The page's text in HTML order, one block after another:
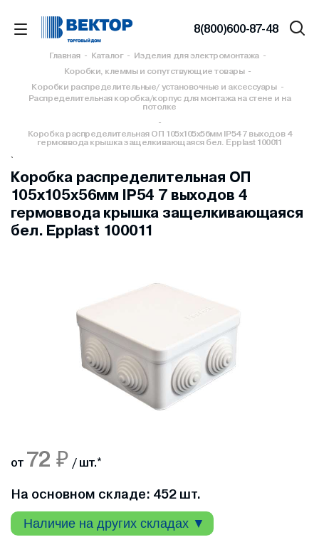
8(800)600-87-48
Главная - Каталог - Изделия для электромонтажа -
Коробки, клеммы и сопутствующие товары -
Коробки распределительные/ установочные и аксессуары -
Распределительная коробка/корпус для монтажа на стене и на
потолке
-
Коробка распределительная ОП 105х105х56мм IP54 7 выходов 4
гермоввода крышка защелкивающаяся бел. Epplast 100011
`
Коробка распределительная ОП
105х105х56мм IP54 7 выходов 4
гермоввода крышка защелкивающаяся
бел. Epplast 100011
от 72 ₽ / шт.*
На основном складе: 452 шт.
Наличие на других складах ▼